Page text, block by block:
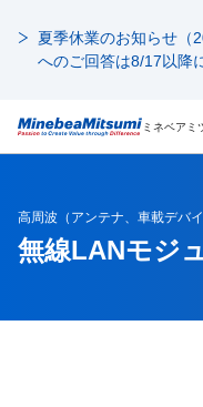
夏季休業のお知らせ（
へのご回答は8/17以降
ミネベアミ
高周波（アンテナ、車載デバイ
無線LANモジ